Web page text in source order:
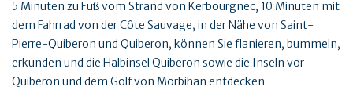
5 Minuten zu Fuß vom Strand von Kerbourgnec, 10 Minuten mit
dem Fahrrad von der Côte Sauvage, in der Nähe von Saint-
Pierre-Quiberon und Quiberon, können Sie flanieren, bummeln,
erkunden und die Halbinsel Quiberon sowie die Inseln vor
Quiberon und dem Golf von Morbihan entdecken.